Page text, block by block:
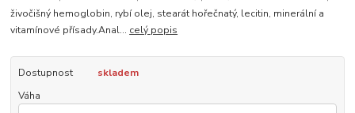
živočišný hemoglobin, rybí olej, stearát hořečnatý, lecitin, minerální a
vitamínové přísady.Anal... celý popis
Dostupnost
skladem
Váha